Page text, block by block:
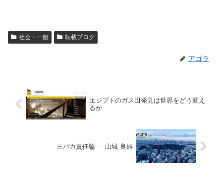
社会・一般 転載ブログ
アゴラ
エジプトのガス田発見は世界をどう変え
るか
三バカ責任論 --- 山城 良雄